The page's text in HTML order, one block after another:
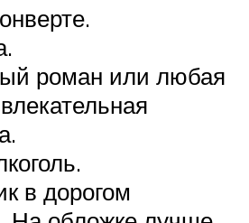
роман или любая
в дорогом